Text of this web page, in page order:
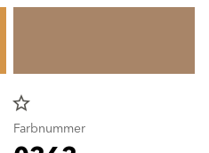
star_border
Farbnummer